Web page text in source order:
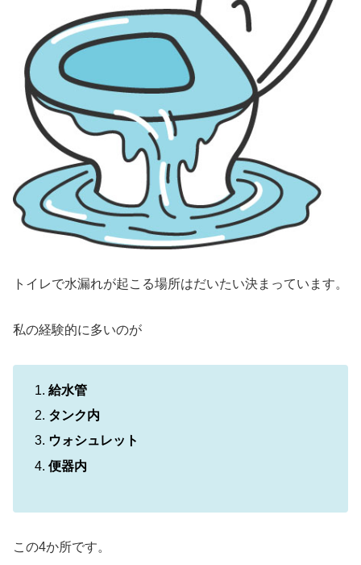
トイレで水漏れが起こる場所はだいたい決まっています。
私の経験的に多いのが
給水管
タンク内
ウォシュレット
便器内
この4か所です。